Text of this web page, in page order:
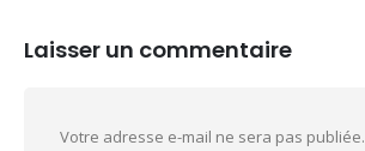
Laisser un commentaire
Votre adresse e-mail ne sera pas publiée.